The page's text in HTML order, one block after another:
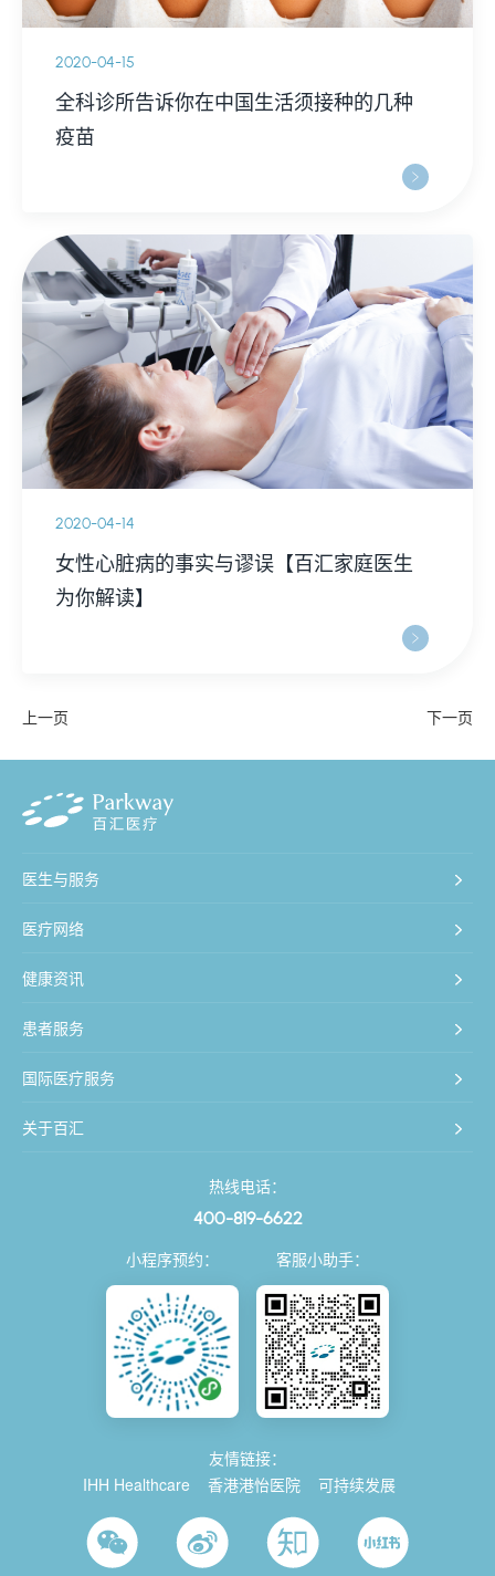
2020-04-15
全科诊所告诉你在中国生活须接种的几种
疫苗
2020-04-14
女性心脏病的事实与谬误【百汇家庭医生
为你解读】
上一页 下一页
医生与服务
医疗网络
健康资讯
患者服务
国际医疗服务
关于百汇
热线电话：
400-819-6622
小程序预约： 客服小助手：
友情链接：
IHH Healthcare
香港港怡医院 可持续发展